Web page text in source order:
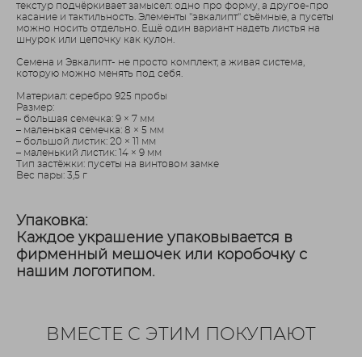
текстур подчёркивает замысел: одно про форму, а другое-про
касание и тактильность. Элементы "эвкалипт" съёмные, а пусеты
можно носить отдельно. Ещё один вариант надеть листья на
шнурок или цепочку как кулон.
Семена и Эвкалипт- не просто комплект, а живая система,
которую можно менять под себя.
Материал: серебро 925 пробы
Размер:
– большая семечка: 9 × 7 мм
– маленькая семечка: 8 × 5 мм
– большой листик: 20 × 11 мм
– маленький листик: 14 × 9 мм
Тип застёжки: пусеты на винтовом замке
Вес пары: 3,5 г
Упаковка:
Каждое украшение упаковывается в
фирменный мешочек или коробочку с
нашим логотипом.
ВМЕСТЕ С ЭТИМ ПОКУПАЮТ